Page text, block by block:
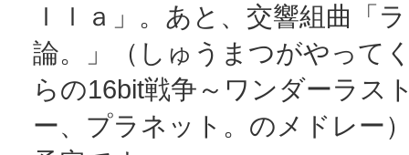
ｌｌａ」。あと、交響組曲「
論。」（しゅうまつがやって
らの16bit戦争～ワンダーラス
ー、プラネット。のメドレー